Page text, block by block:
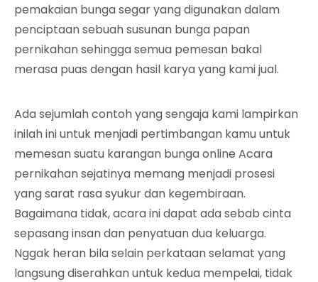
pemakaian bunga segar yang digunakan dalam
penciptaan sebuah susunan bunga papan
pernikahan sehingga semua pemesan bakal
merasa puas dengan hasil karya yang kami jual.
Ada sejumlah contoh yang sengaja kami lampirkan
inilah ini untuk menjadi pertimbangan kamu untuk
memesan suatu karangan bunga online Acara
pernikahan sejatinya memang menjadi prosesi
yang sarat rasa syukur dan kegembiraan.
Bagaimana tidak, acara ini dapat ada sebab cinta
sepasang insan dan penyatuan dua keluarga.
Nggak heran bila selain perkataan selamat yang
langsung diserahkan untuk kedua mempelai, tidak